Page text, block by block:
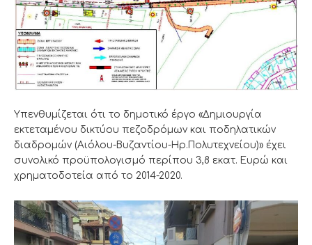
Υπενθυμίζεται ότι το δημοτικό έργο «Δημιουργία
εκτεταμένου δικτύου πεζοδρόμων και ποδηλατικών
διαδρομών (Αιόλου-Βυζαντίου-Ηρ.Πολυτεχνείου)» έχει
συνολικό προϋπολογισμό περίπου 3,8 εκατ. Ευρώ και
χρηματοδοτεία από το 2014-2020.